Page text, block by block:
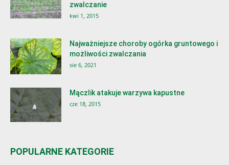
zwalczanie
kwi 1, 2015
Najważniejsze choroby ogórka gruntowego i
możliwości zwalczania
sie 6, 2021
Mączlik atakuje warzywa kapustne
cze 18, 2015
POPULARNE KATEGORIE